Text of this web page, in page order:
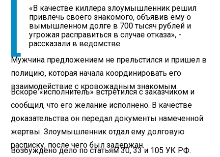
«В качестве киллера злоумышленник решил
привлечь своего знакомого, объявив ему о
вымышленном долге в 700 тысяч рублей и
угрожая расправиться в случае отказа», -
рассказали в ведомстве.
Мужчина предложением не прельстился и пришел в
полицию, которая начала координировать его
взаимодействие с кровожадным знакомым.
Вскоре «исполнитель» встретился с заказчиком и
сообщил, что его желание исполнено. В качестве
доказательства он передал документы намеченной
жертвы. Злоумышленник отдал ему долговую
расписку, после чего был задержан.
Возбуждено дело по статьям 30, 33 и 105 УК РФ.